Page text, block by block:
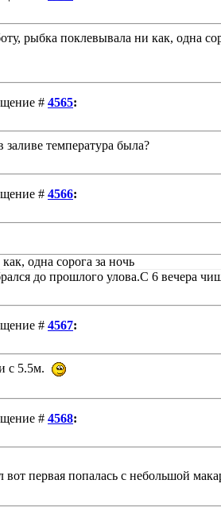
рыбка поклевывала ни как, одна
# 4565:
заливе температура была?
# 4566:
одна сорога за ночь
до прошлого улова.С 6 вечера
# 4567:
с 5.5м.
# 4568:
вот первая попалась с небольшой